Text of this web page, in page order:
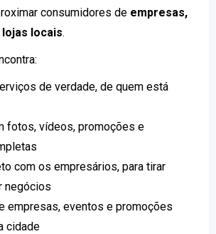
consumidores de empresas,
locais.
de verdade, de quem está
fotos, vídeos, promoções e
com os empresários, para tirar
negócios
empresas, eventos e promoções
cidade